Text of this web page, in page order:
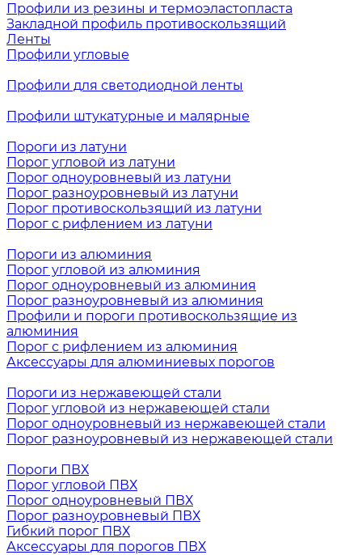
Профили из резины и термоэластопласта
Закладной профиль противоскользящий
Ленты
Профили угловые
Профили для светодиодной ленты
Профили штукатурные и малярные
Пороги из латуни
Порог угловой из латуни
Порог одноуровневый из латуни
Порог разноуровневый из латуни
Порог противоскользящий из латуни
Порог с рифлением из латуни
Пороги из алюминия
Порог угловой из алюминия
Порог одноуровневый из алюминия
Порог разноуровневый из алюминия
Профили и пороги противоскользящие из
алюминия
Порог с рифлением из алюминия
Аксессуары для алюминиевых порогов
Пороги из нержавеющей стали
Порог угловой из нержавеющей стали
Порог одноуровневый из нержавеющей стали
Порог разноуровневый из нержавеющей стали
Пороги ПВХ
Порог угловой ПВХ
Порог одноуровневый ПВХ
Порог разноуровневый ПВХ
Гибкий порог ПВХ
Аксессуары для порогов ПВХ